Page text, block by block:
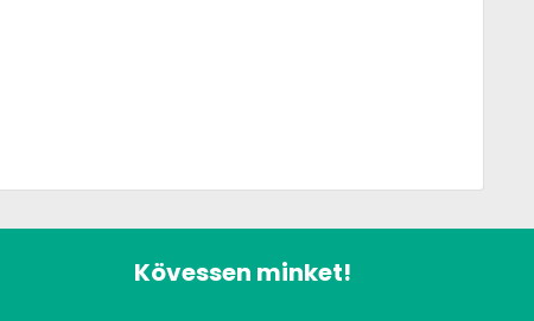
Kövessen minket!